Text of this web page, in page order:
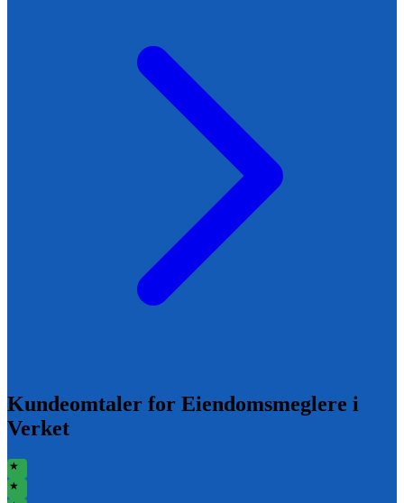
Kundeomtaler for Eiendomsmeglere i
Verket
★
★